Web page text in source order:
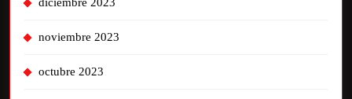
noviembre 2023
octubre 2023